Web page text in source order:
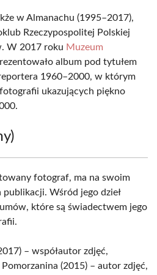
w Almanachu (1995–2017),
Rzeczypospolitej Polskiej
W 2017 roku Muzeum
album pod tytułem
1960–2000, w którym
ukazujących piękno
fotograf, ma na swoim
publikacji. Wśród jego dzieł
które są świadectwem jego
– współautor zdjęć,
(2015) – autor zdjęć,